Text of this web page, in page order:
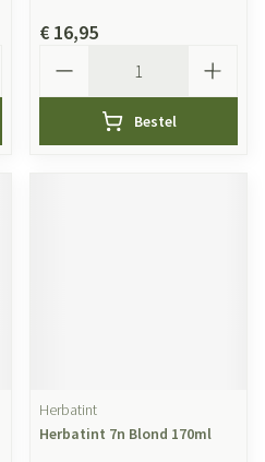
€ 16,95
Bestel
Herbatint
Herbatint 7n Blond 170ml